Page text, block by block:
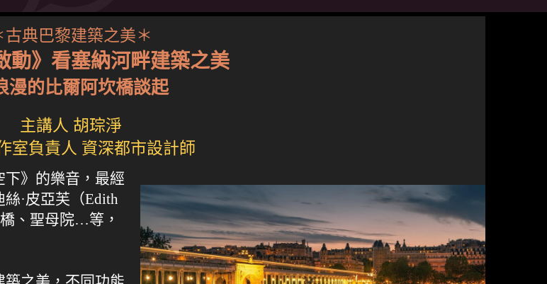
古典巴黎建築之美＊
動》看塞納河畔建築之美
漫的比爾阿坎橋談起
主講人 胡琮淨
室負責人 資深都市設計師
》的樂音，最經
·皮亞芙（Edith
、聖母院…等，